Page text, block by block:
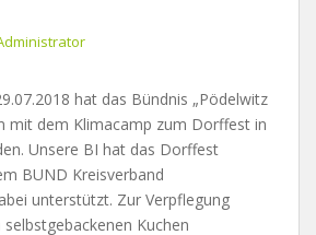
hat das Bündnis „Pödelwitz
mit dem Klimacamp zum Dorffest in
Unsere BI hat das Dorffest
BUND Kreisverband
unterstützt. Zur Verpflegung
Kuchen